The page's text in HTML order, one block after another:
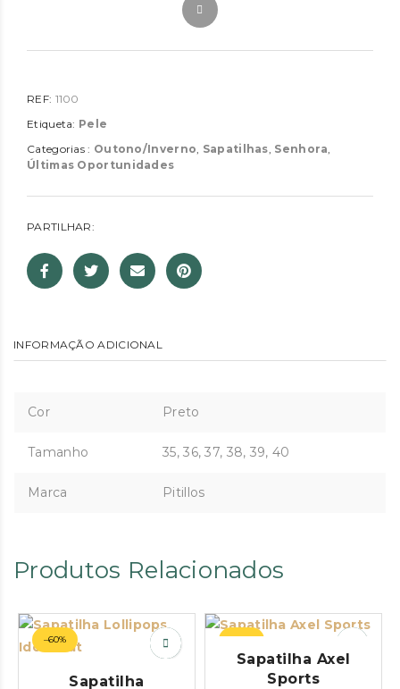
REF: 1100
Etiqueta: Pele
Categorias : Outono/Inverno, Sapatilhas, Senhora,
Últimas Oportunidades
PARTILHAR:
INFORMAÇÃO ADICIONAL
Cor Preto
Tamanho 35, 36, 37, 38, 39, 40
Marca Pitillos
Produtos Relacionados
–60%
Sapatilha
–64%
Sapatilha Axel
Sports